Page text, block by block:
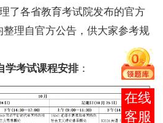
了各省教育考试院发布的官方
理自官方公告，供大家参考规
学考试课程安排：
报考
咨询